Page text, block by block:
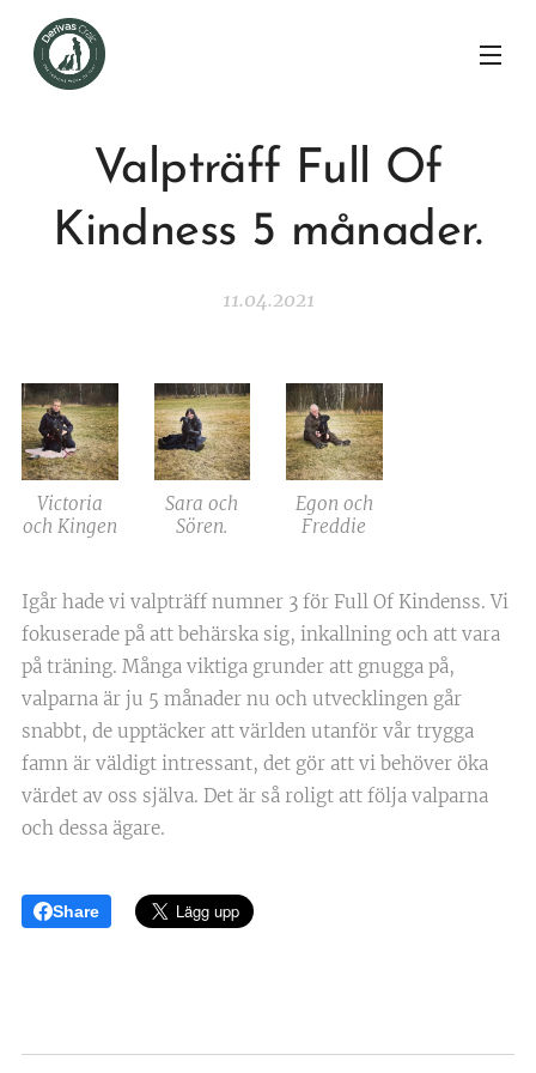
Valpträff Full Of
Kindness 5 månader.
11.04.2021
Victoria
och Kingen
Sara och
Sören.
Egon och
Freddie
Igår hade vi valpträff numner 3 för Full Of Kindenss. Vi
fokuserade på att behärska sig, inkallning och att vara
på träning. Många viktiga grunder att gnugga på,
valparna är ju 5 månader nu och utvecklingen går
snabbt, de upptäcker att världen utanför vår trygga
famn är väldigt intressant, det gör att vi behöver öka
värdet av oss själva. Det är så roligt att följa valparna
och dessa ägare.
Share